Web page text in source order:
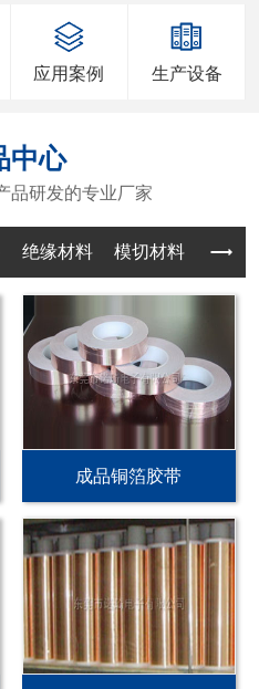
应用案例 生产设备
中心
品研发的专业厂家
绝缘材料 模切材料
成品铜箔胶带